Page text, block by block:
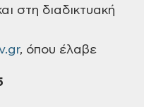
στη διαδικτυακή
, όπου έλαβε